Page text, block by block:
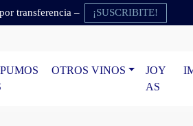
transferencia – ¡SUSCRIBITE!
OTROS VINOS
JOY
AS